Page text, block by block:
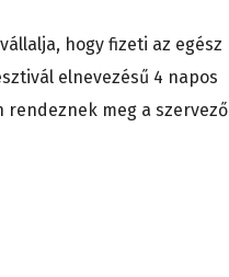
hogy fizeti az egész
elnevezésű 4 napos
meg a